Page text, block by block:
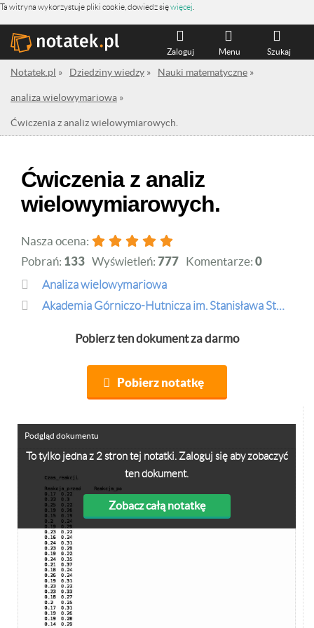
Ta witryna wykorzystuje pliki cookie, dowiedz sięwięcej
Szukaj
Menu
Zaloguj
Notatek.pl » Dziedziny wiedzy » Nauki matematyczne »
analiza wielowymariowa »
Ćwiczenia z analiz wielowymiarowych.
Ćwiczenia z analiz
wielowymiarowych.
Nasza ocena:
Pobrań: 133 Wyświetleń: 777 Komentarze: 0
analiza wielowymariowa
Akademia Górniczo-Hutnicza im. Stanisława Staszica w Krakowie
Pobierz ten dokument za darmo
Pobierz notatkę
To tylko jedna z 2 stron tej notatki. Zaloguj się aby zobaczyć
ten dokument.
Zobacz całą notatkę
Podgląd dokumentu